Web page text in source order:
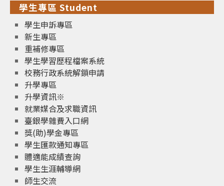
學生專區 Student
學生申訴專區
新生專區
重補修專區
學生學習歷程檔案系統
校務行政系統解鎖申請
升學專區
升學資訊※
就業媒合及求職資訊
臺銀學雜費入口網
獎(助)學金專區
學生匯款通知專區
體適能成績查詢
學生生涯輔導網
師生交流